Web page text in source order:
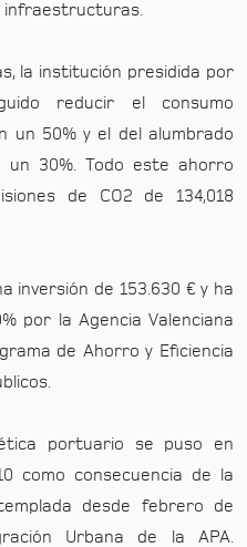
infraestructuras.
la institución presidida por
reducir el consumo
un 50% y el del alumbrado
un 30%. Todo este ahorro
de CO2 de 134,018
inversión de 153.630 € y ha
por la Agencia Valenciana
de Ahorro y Eficiencia
portuario se puso en
como consecuencia de la
desde febrero de
Urbana de la APA.